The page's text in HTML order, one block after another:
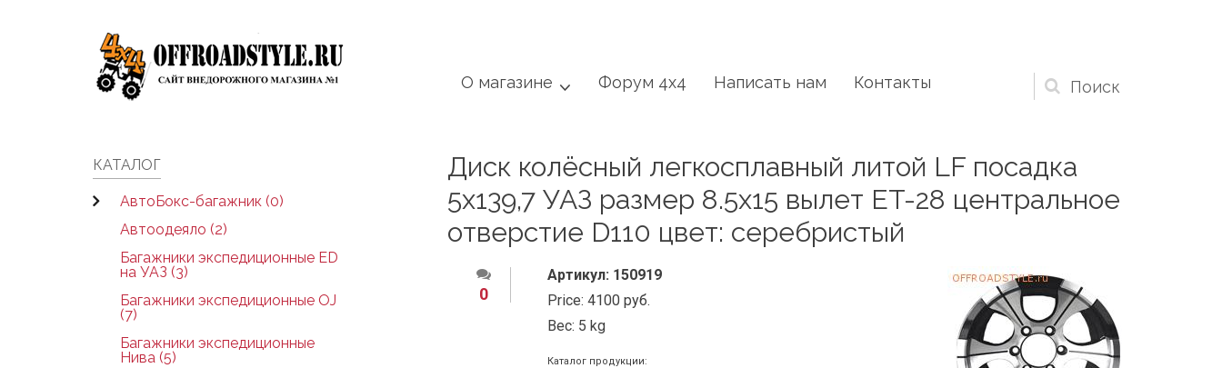
Форма
О магазине Форум 4x4 Написать нам Контакты
КАТАЛОГ
АвтоБокс-багажник (0)
Автоодеяло (2)
Багажники экспедиционные ED
на УАЗ (3)
Багажники экспедиционные OJ
(7)
Багажники экспедиционные
Нива (5)
Диск колёсный легкосплавный литой LF посадка
5x139,7 УАЗ размер 8.5х15 вылет ET-28 центральное
отверстие D110 цвет: серебристый
0
Артикул: 150919
Price: 4100 руб.
Вес: 5 kg
Каталог продукции: